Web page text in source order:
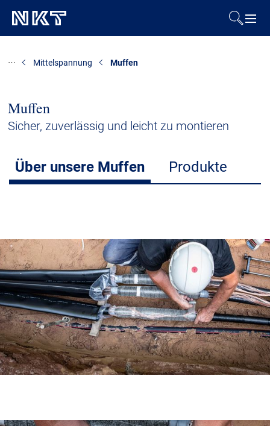
Downloads
Presse & Events
Kontakt
KarriereInvestoren Mediacenter
NKT Webseiten
Muffen
Sicher, zuverlässig und leicht zu montieren
Mittelspannung Muffen
Über unsere Muffen Produkte